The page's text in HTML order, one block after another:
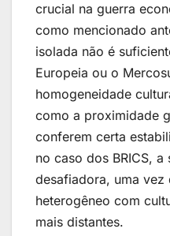
crucial na guerra
como mencionado
isolada não é
Europeia ou o
homogeneidade
como a proximidade
conferem certa
no caso dos BRICS,
desafiadora, uma
heterogêneo com
mais distantes.